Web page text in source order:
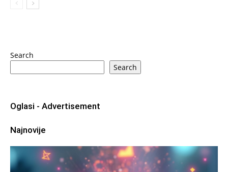
Search
Search
Oglasi - Advertisement
Najnovije